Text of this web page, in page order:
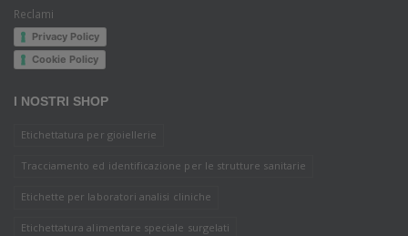
Reclami
Privacy Policy
Cookie Policy
I NOSTRI SHOP
Etichettatura per gioiellerie
Tracciamento ed identificazione per le strutture sanitarie
Etichette per laboratori analisi cliniche
Etichettatura alimentare speciale surgelati